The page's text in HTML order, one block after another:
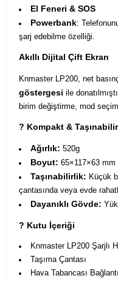
El Feneri & SOS
Powerbank:
şarj edebilme özelliği.
Akıllı Dijital Çift Ekran
Knmaster LP200, net
göstergesi ile
birim değiştirme, mod
? Kompakt & Taşınabilir
Ağırlık: 520g
Boyut: 65×117×63 mm
Taşınabilirlik: Küçük
çantasında veya evde
Dayanıklı Gövde:
? Kutu İçeriği
Knmaster LP200 Şarjlı
Taşıma Çantası
Hava Tabancası